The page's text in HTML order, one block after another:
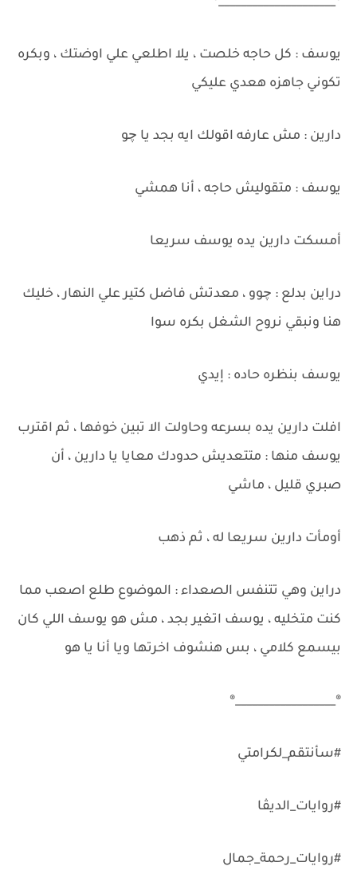
يوسف : كل حاجه خلصت ، يلا اطلعي علي اوضتك ، وبكره
تكوني جاهزه هعدي عليكي
دارين : مش عارفه اقولك ايه بجد يا چو
يوسف : متقوليش حاجه ، أنا همشي
أمسكت دارين يده يوسف سريعا
دراين بدلع : چوو ، معدتش فاضل كتير علي النهار ، خليك
هنا ونبقي نروح الشغل بكره سوا
يوسف بنظره حاده : إيدي
افلت دارين يده بسرعه وحاولت الا تبين خوفها ، ثم اقترب
يوسف منها : متتعديش حدودك معايا يا دارين ، أن
صبري قليل ، ماشي
أومأت دارين سريعا له ، ثم ذهب
دراين وهي تتنفس الصعداء : الموضوع طلع اصعب مما
كنت متخليه ، يوسف اتغير بجد ، مش هو يوسف اللي كان
بيسمع كلامي ، بس هنشوف اخرتها ويا أنا يا هو
®__________________®
#سأنتقم_لكرامتي
#روايات_الديڤا
#روايات_رحمة_جمال